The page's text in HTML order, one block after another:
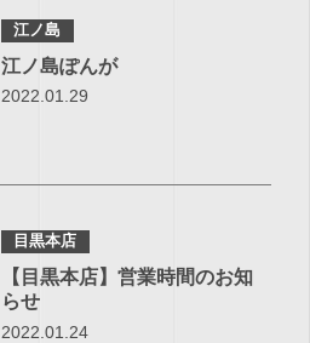
江ノ島
2022.01.29
江ノ島ぽんが
目黒本店
2022.01.24
【目黒本店】営業時間のお知
らせ